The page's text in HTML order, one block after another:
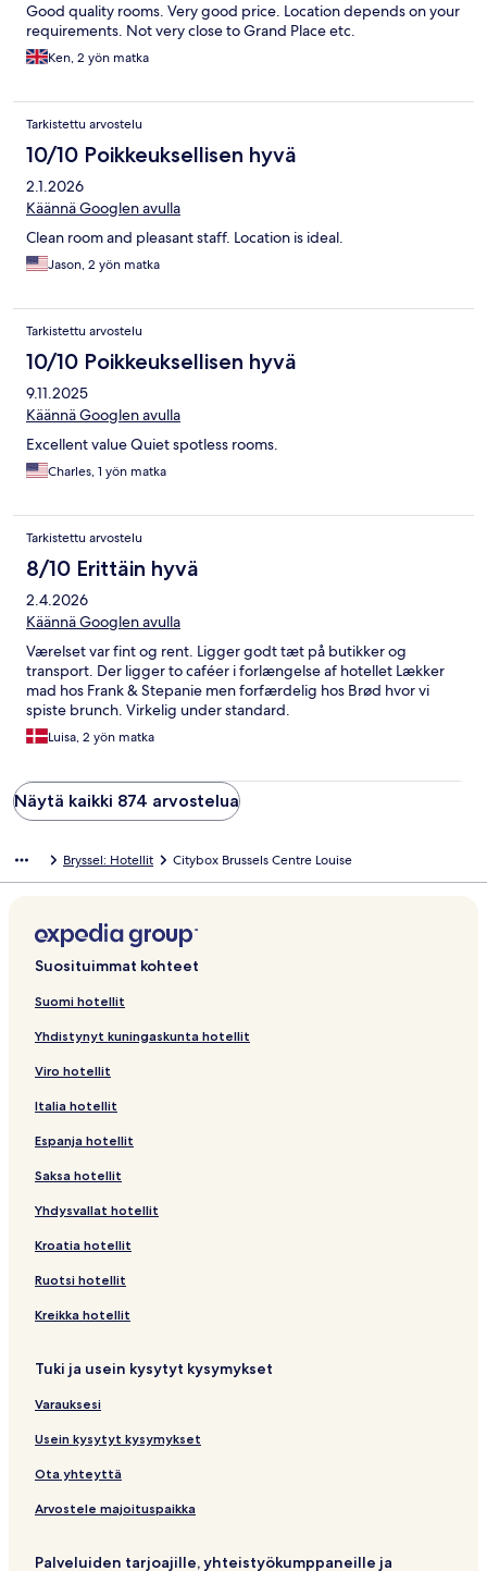
Good quality rooms. Very good price. Location depends on your
requirements. Not very close to Grand Place etc.
Ken, 2 yön matka
Tarkistettu arvostelu
10/10 Poikkeuksellisen hyvä
2.1.2026
Käännä Googlen avulla
Clean room and pleasant staff. Location is ideal.
Jason, 2 yön matka
Tarkistettu arvostelu
10/10 Poikkeuksellisen hyvä
9.11.2025
Käännä Googlen avulla
Excellent value Quiet spotless rooms.
Charles, 1 yön matka
Tarkistettu arvostelu
8/10 Erittäin hyvä
2.4.2026
Käännä Googlen avulla
Værelset var fint og rent. Ligger godt tæt på butikker og
transport. Der ligger to caféer i forlængelse af hotellet Lækker
mad hos Frank & Stepanie men forfærdelig hos Brød hvor vi
spiste brunch. Virkelig under standard.
Luisa, 2 yön matka
Näytä kaikki 874 arvostelua
Bryssel: Hotellit Citybox Brussels Centre Louise
Suosituimmat kohteet
Suomi hotellit
Yhdistynyt kuningaskunta hotellit
Viro hotellit
Italia hotellit
Espanja hotellit
Saksa hotellit
Yhdysvallat hotellit
Kroatia hotellit
Ruotsi hotellit
Kreikka hotellit
Tuki ja usein kysytyt kysymykset
Varauksesi
Usein kysytyt kysymykset
Ota yhteyttä
Arvostele majoituspaikka
Palveluiden tarjoajille, yhteistyökumppaneille ja